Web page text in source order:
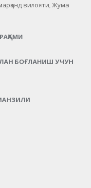
вилояти, Жума
БОҒЛАНИШ УЧУН